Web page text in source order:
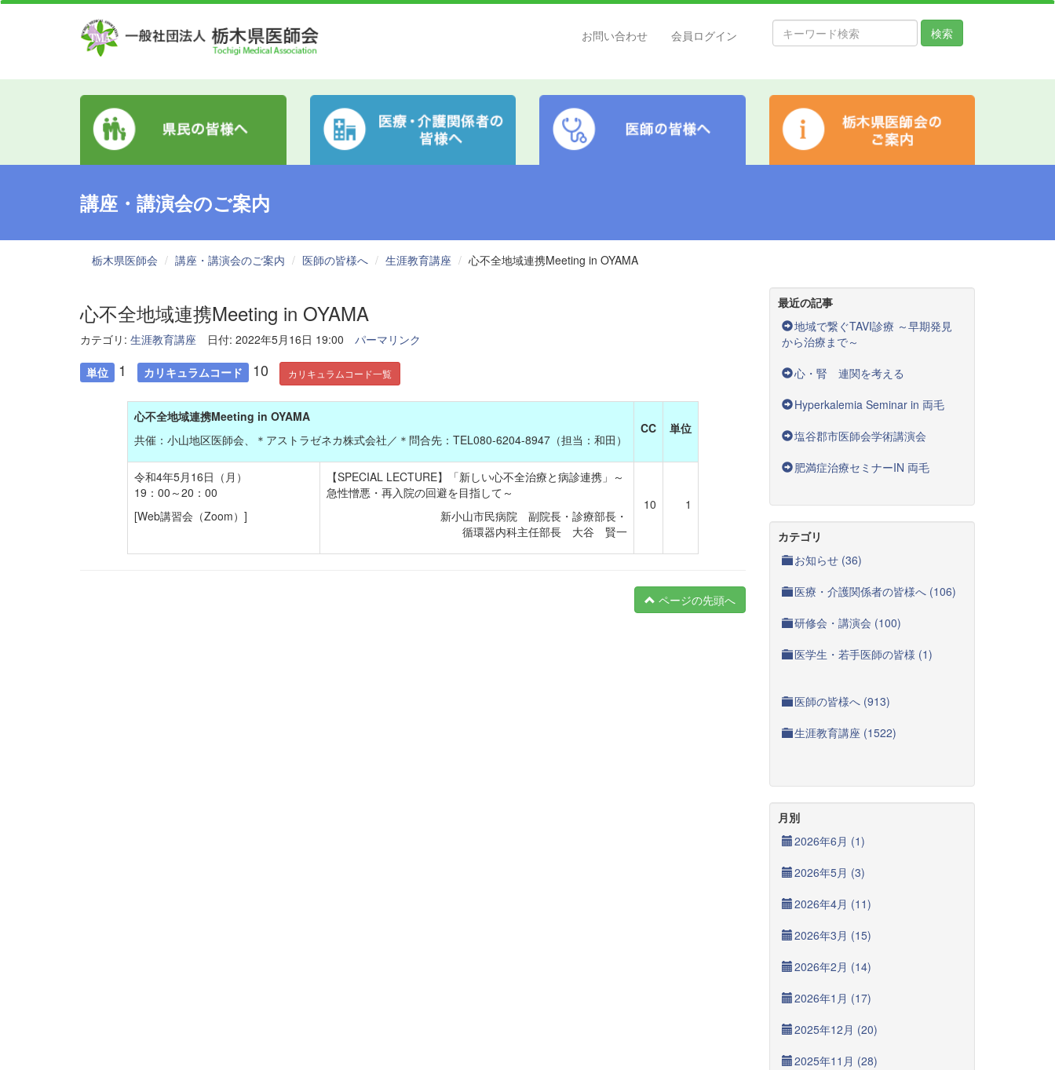
検索
お問い合わせ 会員ログイン
講座・講演会のご案内
栃木県医師会 講座・講演会のご案内 医師の皆様へ 生涯教育講座 心不全地域連携Meeting in OYAMA
心不全地域連携Meeting in OYAMA
カテゴリ: 生涯教育講座 日付: 2022年5月16日 19:00 パーマリンク
単位 1 カリキュラムコード 10 カリキュラムコード一覧
心不全地域連携Meeting in OYAMA
共催：小山地区医師会、＊アストラゼネカ株式会社／＊問合先：TEL080-6204-8947（担当：和田）
CC 単位
令和4年5月16日（月）
19：00～20：00
[Web講習会（Zoom）]
【SPECIAL LECTURE】「新しい心不全治療と病診連携」～
急性憎悪・再入院の回避を目指して～
新小山市民病院 副院長・診療部長・
循環器内科主任部長 大谷 賢一
10 1
ページの先頭へ
最近の記事
地域で繋ぐTAVI診療 ～早期発見
から治療まで～
心・腎 連関を考える
Hyperkalemia Seminar in 両毛
塩谷郡市医師会学術講演会
肥満症治療セミナーIN 両毛
カテゴリ
お知らせ (36)
医療・介護関係者の皆様へ (106)
研修会・講演会 (100)
医学生・若手医師の皆様 (1)
医師の皆様へ (913)
生涯教育講座 (1522)
月別
2026年6月 (1)
2026年5月 (3)
2026年4月 (11)
2026年3月 (15)
2026年2月 (14)
2026年1月 (17)
2025年12月 (20)
2025年11月 (28)